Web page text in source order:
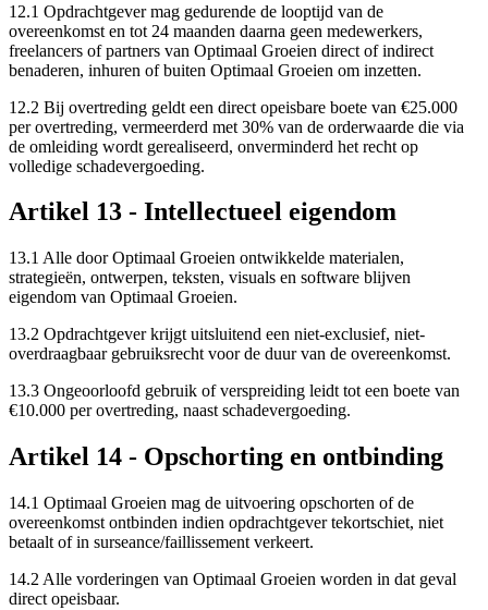
12.1 Opdrachtgever mag gedurende de looptijd van de
overeenkomst en tot 24 maanden daarna geen medewerkers,
freelancers of partners van Optimaal Groeien direct of indirect
benaderen, inhuren of buiten Optimaal Groeien om inzetten.
12.2 Bij overtreding geldt een direct opeisbare boete van €25.000
per overtreding, vermeerderd met 30% van de orderwaarde die via
de omleiding wordt gerealiseerd, onverminderd het recht op
volledige schadevergoeding.
Artikel 13 - Intellectueel eigendom
13.1 Alle door Optimaal Groeien ontwikkelde materialen,
strategieën, ontwerpen, teksten, visuals en software blijven
eigendom van Optimaal Groeien.
13.2 Opdrachtgever krijgt uitsluitend een niet-exclusief, niet-
overdraagbaar gebruiksrecht voor de duur van de overeenkomst.
13.3 Ongeoorloofd gebruik of verspreiding leidt tot een boete van
€10.000 per overtreding, naast schadevergoeding.
Artikel 14 - Opschorting en ontbinding
14.1 Optimaal Groeien mag de uitvoering opschorten of de
overeenkomst ontbinden indien opdrachtgever tekortschiet, niet
betaalt of in surseance/faillissement verkeert.
14.2 Alle vorderingen van Optimaal Groeien worden in dat geval
direct opeisbaar.